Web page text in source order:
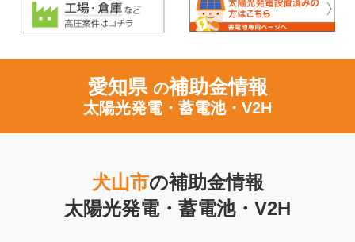
愛知県 の補助金情報
太陽光発電・蓄電池・V2H
犬山市の補助金情報
太陽光発電・蓄電池・V2H